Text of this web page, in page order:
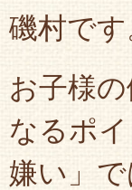
磯村です
お子様
なるポ
嫌い」で